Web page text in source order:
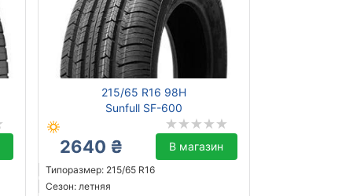
215/65 R16 98H
Sunfull SF-600
2640 ₴ В магазин
Типоразмер: 215/65 R16
Сезон: летняя